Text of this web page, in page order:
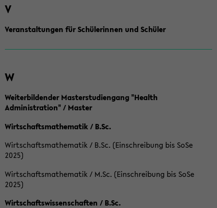
V
Veranstaltungen für Schülerinnen und Schüler
W
Weiterbildender Masterstudiengang "Health
Administration" / Master
Wirtschaftsmathematik / B.Sc.
Wirtschaftsmathematik / B.Sc. (Einschreibung bis SoSe
2025)
Wirtschaftsmathematik / M.Sc. (Einschreibung bis SoSe
2025)
Wirtschaftswissenschaften / B.Sc.